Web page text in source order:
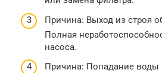
Причина: Выход из строя
Полная
насоса.
Причина: Попадание